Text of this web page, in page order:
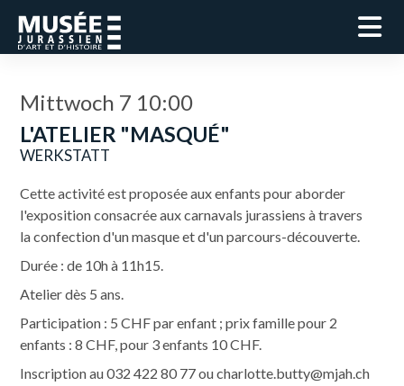
Mittwoch 7 10:00
L'ATELIER "MASQUÉ"
WERKSTATT
Cette activité est proposée aux enfants pour aborder
l'exposition consacrée aux carnavals jurassiens à travers
la confection d'un masque et d'un parcours-découverte.
Durée : de 10h à 11h15.
Atelier dès 5 ans.
Participation : 5 CHF par enfant ; prix famille pour 2
enfants : 8 CHF, pour 3 enfants 10 CHF.
Inscription au 032 422 80 77 ou charlotte.butty@mjah.ch